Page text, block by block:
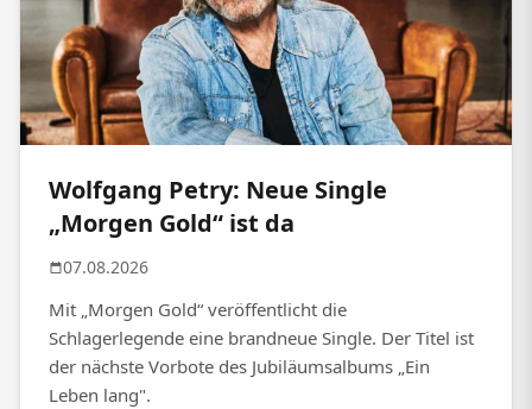
Wolfgang Petry: Neue Single
„Morgen Gold“ ist da
07.08.2026
Mit „Morgen Gold“ veröffentlicht die
Schlagerlegende eine brandneue Single. Der Titel ist
der nächste Vorbote des Jubiläumsalbums „Ein
Leben lang".